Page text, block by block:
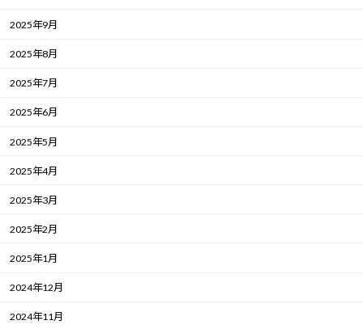
2025年9月
2025年8月
2025年7月
2025年6月
2025年5月
2025年4月
2025年3月
2025年2月
2025年1月
2024年12月
2024年11月